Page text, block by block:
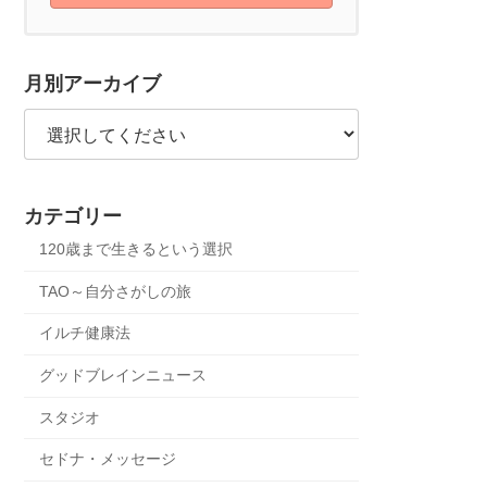
月別アーカイブ
カテゴリー
120歳まで生きるという選択
TAO～自分さがしの旅
イルチ健康法
グッドブレインニュース
スタジオ
セドナ・メッセージ